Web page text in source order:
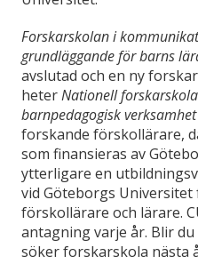
Forskarskolan i
grundläggande för barns
avslutad och en ny
heterNationell
barnpedagogisk verksamhet
forskande förskollärare,
som finansieras av
ytterligare en
vid Göteborgs
förskollärare och lärare.
antagning varje år. Blir
söker forskarskola nästa